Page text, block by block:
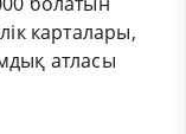
карталары,
атласы